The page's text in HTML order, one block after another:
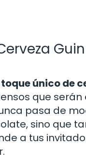
único de
que serán
pasa de
sino que
a tus